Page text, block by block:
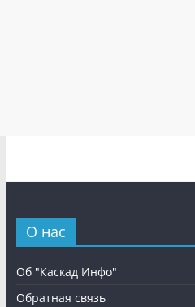
О нас
Об "Каскад Инфо"
Обратная связь